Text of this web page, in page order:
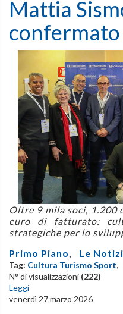
Mattia
Oltre 9 mila soci,
euro di fatturato:
strategiche per lo
Primo Piano, Le
Tag: Cultura Turismo Sport,
N° di visualizzazioni (222)
Leggi
venerdì 27 marzo 2026